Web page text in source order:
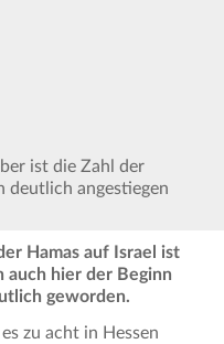
ist die Zahl der
deutlich angestiegen
Hamas auf Israel ist
auch hier der Beginn
geworden.
zu acht in Hessen